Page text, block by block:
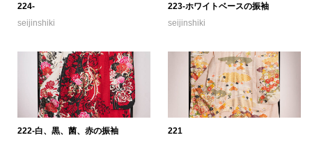
224-
seijinshiki
223-ホワイトベースの振袖
seijinshiki
222-白、黒、菌、赤の振袖
221